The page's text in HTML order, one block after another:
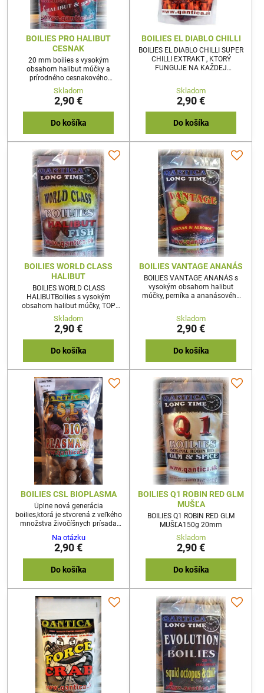
BOILIES PRO HALIBUT
CESNAK
20 mm boilies s vysokým
obsahom halibut múčky a
prírodného cesnakového
Skladom
2,90 €
Do košíka
BOILIES EL DIABLO CHILLI
BOILIES EL DIABLO CHILLI SUPER
CHILLI EXTRAKT , KTORÝ
FUNGUJE NA KAŽDEJ
Skladom
2,90 €
Do košíka
BOILIES WORLD CLASS
HALIBUT
BOILIES WORLD CLASS
HALIBUTBoilies s vysokým
obsahom halibut múčky, TOP
Skladom
2,90 €
Do košíka
BOILIES VANTAGE ANANÁS
BOILIES VANTAGE ANANÁS s
vysokým obsahom halibut
múčky, perníka a ananásového
vďaka ktorému sú tieto boiies
použiteľné aj cez zimu.150g
20mm
Skladom
2,90 €
Do košíka
BOILIES CSL BIOPLASMA
Úplne nová generácia
boilies,ktorá je stvorená z veľkého
množstva živočíšnych prísada
kvalitného csl extraktu.Tieto
boilies obsahujú múčne
červy,dafnie,priadku morušovú
,gamarusi,kobylky a iné larvy.Táto
prirodzená potrava je pre kaprov
Na otázku
2,90 €
Do košíka
BOILIES Q1 ROBIN RED GLM
MUŠĽA
BOILIES Q1 ROBIN RED GLM
MUŠĽA150g 20mm
Skladom
2,90 €
Do košíka